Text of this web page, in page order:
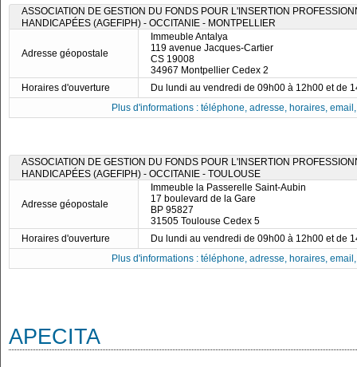
ASSOCIATION DE GESTION DU FONDS POUR L'INSERTION
HANDICAPÉES (AGEFIPH) - OCCITANIE - MONTPELLIER
Adresse géopostale
Immeuble Antalya
119 avenue Jacques-Cartier
CS 19008
34967 Montpellier Cedex 2
Horaires d'ouverture
Du lundi au vendredi de 09h00 à 12h00 et de
Plus d'informations : téléphone, adresse, horaires,
ASSOCIATION DE GESTION DU FONDS POUR L'INSERTION
HANDICAPÉES (AGEFIPH) - OCCITANIE - TOULOUSE
Adresse géopostale
Immeuble la Passerelle Saint-Aubin
17 boulevard de la Gare
BP 95827
31505 Toulouse Cedex 5
Horaires d'ouverture
Du lundi au vendredi de 09h00 à 12h00 et de
Plus d'informations : téléphone, adresse, horaires,
APECITA